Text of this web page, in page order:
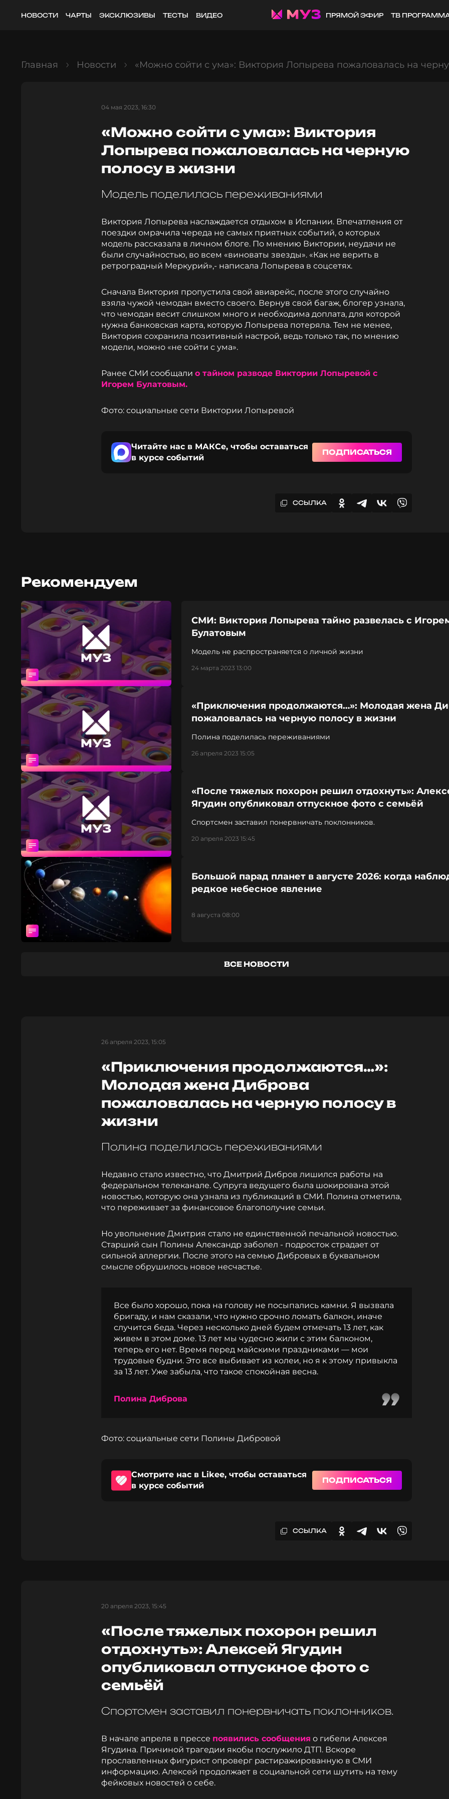
НОВОСТИ ЧАРТЫ ЭКСКЛЮЗИВЫ ТЕСТЫ ВИДЕО ПРЯМОЙ ЭФИР ТВ
Главная Новости «Можно сойти с ума»: Виктория Лопырева пожаловалась на
04 мая 2023, 16:30
«Можно сойти с ума»: Виктория
Лопырева пожаловалась на черную
полосу в жизни
Модель поделилась переживаниями
Виктория Лопырева наслаждается отдыхом в Испании. Впечатления от
поездки омрачила череда не самых приятных событий, о которых
модель рассказала в личном блоге. По мнению Виктории, неудачи не
были случайностью, во всем «виноваты звезды». «Как не верить в
ретроградный Меркурий»,- написала Лопырева в соцсетях.
Сначала Виктория пропустила свой авиарейс, после этого случайно
взяла чужой чемодан вместо своего. Вернув свой багаж, блогер узнала,
что чемодан весит слишком много и необходима доплата, для которой
нужна банковская карта, которую Лопырева потеряла. Тем не менее,
Виктория сохранила позитивный настрой, ведь только так, по мнению
модели, можно «не сойти с ума».
Ранее СМИ сообщали о тайном разводе Виктории Лопыревой с
Игорем Булатовым.
Фото: социальные сети Виктории Лопыревой
Читайте нас в МАКСе, чтобы оставаться
в курсе событий
ПОДПИСАТЬСЯ
ССЫЛКА
Рекомендуем
СМИ: Виктория Лопырева тайно развелась с
Булатовым
Модель не распространяется о личной жизни
24 марта 2023 13:00
«Приключения продолжаются…»: Молодая жена
пожаловалась на черную полосу в жизни
Полина поделилась переживаниями
26 апреля 2023 15:05
«После тяжелых похорон решил отдохнуть»:
Ягудин опубликовал отпускное фото с семьёй
Спортсмен заставил понервничать поклонников.
20 апреля 2023 15:45
Большой парад планет в августе 2026: когда
редкое небесное явление
8 августа 08:00
ВСЕ НОВОСТИ
26 апреля 2023, 15:05
«Приключения продолжаются…»:
Молодая жена Диброва
пожаловалась на черную полосу в
жизни
Полина поделилась переживаниями
Недавно стало известно, что Дмитрий Дибров лишился работы на
федеральном телеканале. Супруга ведущего была шокирована этой
новостью, которую она узнала из публикаций в СМИ. Полина отметила,
что переживает за финансовое благополучие семьи.
Но увольнение Дмитрия стало не единственной печальной новостью.
Старший сын Полины Александр заболел - подросток страдает от
сильной аллергии. После этого на семью Дибровых в буквальном
смысле обрушилось новое несчастье.
Все было хорошо, пока на голову не посыпались камни. Я вызвала
бригаду, и нам сказали, что нужно срочно ломать балкон, иначе
случится беда. Через несколько дней будем отмечать 13 лет, как
живем в этом доме. 13 лет мы чудесно жили с этим балконом,
теперь его нет. Время перед майскими праздниками — мои
трудовые будни. Это все выбивает из колеи, но я к этому привыкла
за 13 лет. Уже забыла, что такое спокойная весна.
Полина Диброва
Фото: социальные сети Полины Дибровой
Смотрите нас в Likee, чтобы оставаться
в курсе событий
ПОДПИСАТЬСЯ
ССЫЛКА
20 апреля 2023, 15:45
«После тяжелых похорон решил
отдохнуть»: Алексей Ягудин
опубликовал отпускное фото с
семьёй
Спортсмен заставил понервничать поклонников.
В начале апреля в прессе появились сообщения о гибели Алексея
Ягудина. Причиной трагедии якобы послужило ДТП. Вскоре
прославленных фигурист опроверг растиражированную в СМИ
информацию. Алексей продолжает в социальной сети шутить на тему
фейковых новостей о себе.